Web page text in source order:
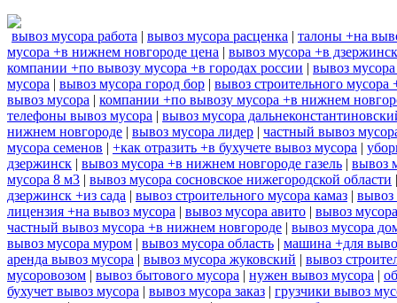
вывоз мусора работа | вывоз мусора расценка | талоны +на
мусора +в нижнем новгороде цена | вывоз мусора +в
компании +по вывозу мусора +в городах россии | вывоз мусора
мусора | вывоз мусора город бор | вывоз строительного мусора
вывоз мусора | компании +по вывозу мусора +в нижнем
телефоны вывоз мусора | вывоз мусора
нижнем новгороде | вывоз мусора лидер | частный вывоз
мусора семенов | +как отразить +в бухучете вывоз мусора |
дзержинск | вывоз мусора +в нижнем новгороде газель | вывоз
мусора 8 м3 | вывоз мусора сосновское нижегородской области
дзержинск +из сада | вывоз строительного мусора камаз | вывоз
лицензия +на вывоз мусора | вывоз мусора авито | вывоз
частный вывоз мусора +в нижнем новгороде | вывоз мусора
вывоз мусора муром | вывоз мусора область | машина +для
аренда вывоз мусора | вывоз мусора жуковский | вывоз
мусоровозом | вывоз бытового мусора | нужен вывоз мусора |
бухучет вывоз мусора | вывоз мусора заказ | грузчики вывоз